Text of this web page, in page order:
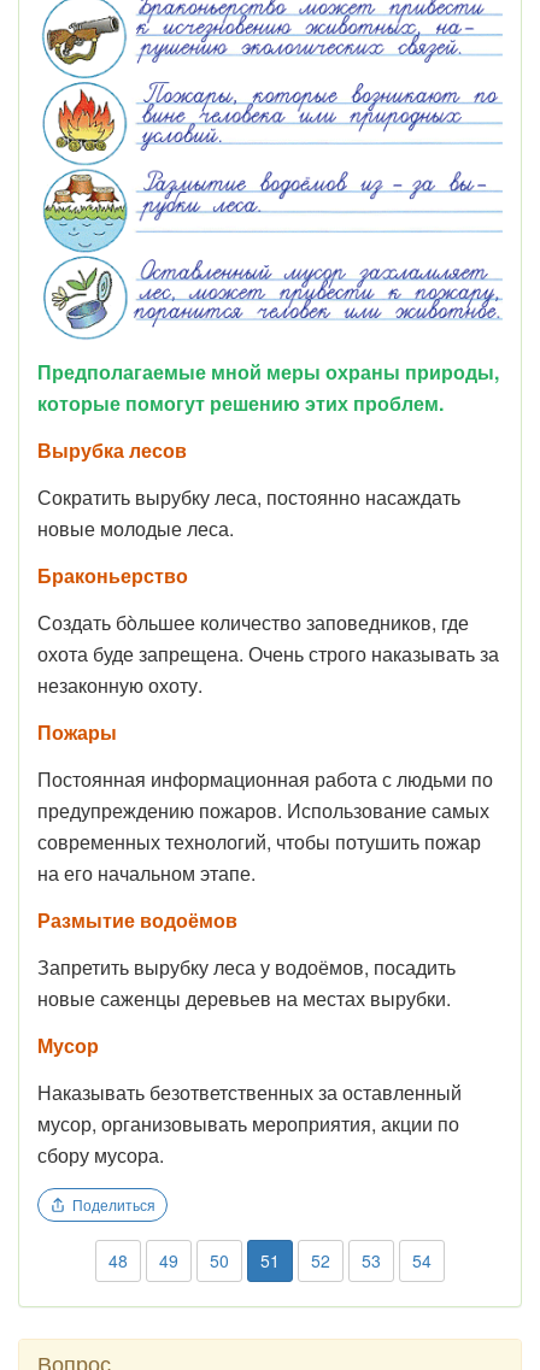
Предполагаемые мной меры охраны природы,
которые помогут решению этих проблем.
Вырубка лесов
Сократить вырубку леса, постоянно насаждать
новые молодые леса.
Браконьерство
Создать бòльшее количество заповедников, где
охота буде запрещена. Очень строго наказывать за
незаконную охоту.
Пожары
Постоянная информационная работа с людьми по
предупреждению пожаров. Использование самых
современных технологий, чтобы потушить пожар
на его начальном этапе.
Размытие водоёмов
Запретить вырубку леса у водоёмов, посадить
новые саженцы деревьев на местах вырубки.
Мусор
Наказывать безответственных за оставленный
мусор, организовывать мероприятия, акции по
сбору мусора.
Поделиться
48 49 50 51 52 53 54
Вопрос